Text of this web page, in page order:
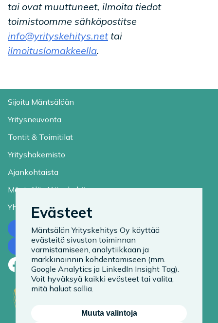
tai ovat muuttuneet, ilmoita tiedot
toimistoomme sähköpostitse
info@yrityskehitys.nettai
ilmoituslomakkeella.
Sijoitu Mäntsälään
Yritysneuvonta
Tontit & Toimitilat
Yrityshakemisto
Ajankohtaista
Mäntsälän Yrityskehitys
Yhteystiedot
Ota yhteyttä
Tilaa uutiskirje
Facebook
LinkedIn
Instagram
Evästeet
Mäntsälän Yrityskehitys Oy käyttää
evästeitä sivuston toiminnan
varmistamiseen, analytiikkaan ja
markkinoinnin kohdentamiseen (mm.
Google Analytics ja LinkedIn Insight Tag).
Voit hyväksyä kaikki evästeet tai valita,
mitä haluat sallia.
Muuta valintoja